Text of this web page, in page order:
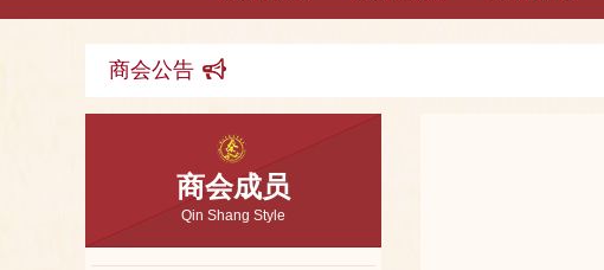
商会公告
商会成员
Qin Shang Style